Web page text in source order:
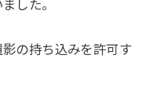
した。
の持ち込みを許可す